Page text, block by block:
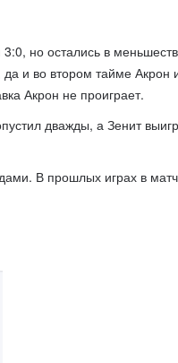
но остались в
и во втором тайме Акрон
Акрон не проиграет.
дважды, а Зенит
В прошлых играх в